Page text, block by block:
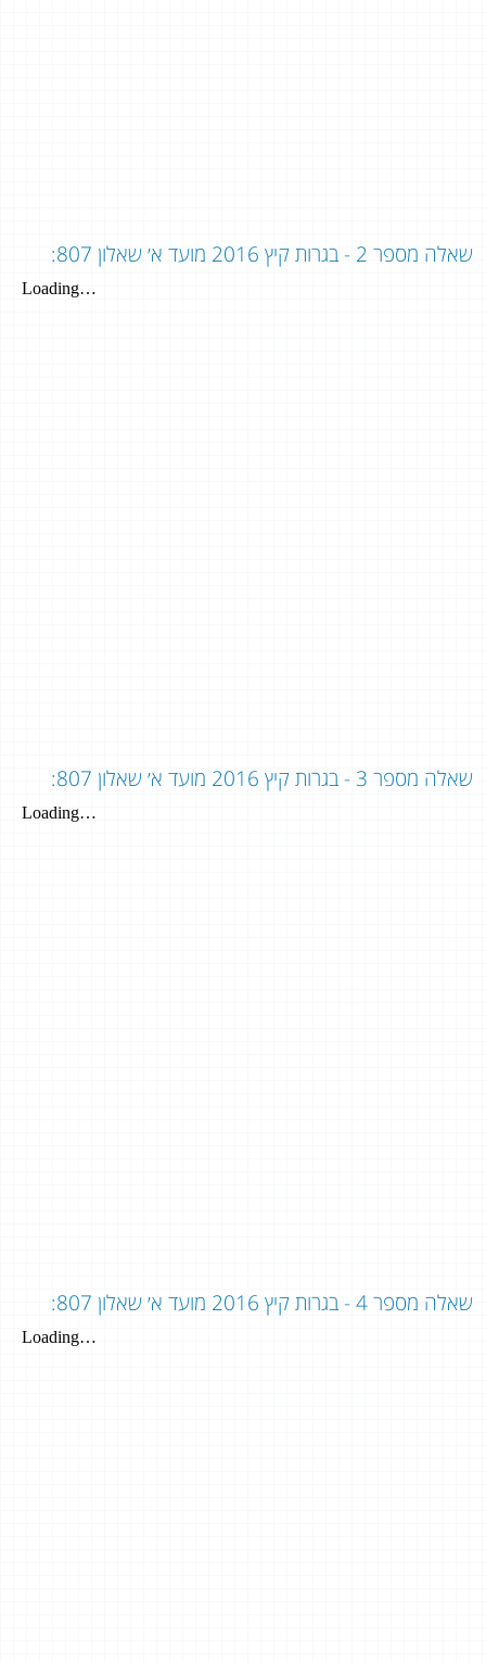
שאלה מספר 2 - בגרות קיץ 2016 מועד א׳ שאלון 807:
שאלה מספר 3 - בגרות קיץ 2016 מועד א׳ שאלון 807:
שאלה מספר 4 - בגרות קיץ 2016 מועד א׳ שאלון 807: